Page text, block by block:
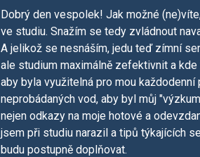
Dobrý den vespolek! Jak možné
ve studiu. Snažím se tedy zvládnout
A jelikož se nesnáším, jedu teď zímní
ale studium maximálně zefektivnit a
aby byla využitelná pro mou
neprobádaných vod, aby byl můj
nejen odkazy na moje hotové a
jsem při studiu narazil a tipů týkajících
budu postupně doplňovat.